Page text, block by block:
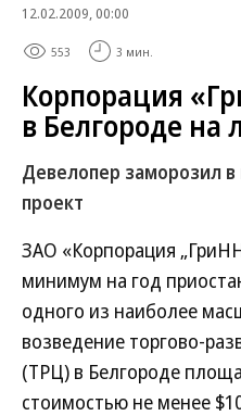
12.02.2009, 00:00
553 3 мин.
Корпорация
в Белгороде на
Девелопер заморозил
проект
ЗАО «Корпорация
минимум на год
одного из наиболее
возведение торгово-
(ТРЦ) в Белгороде
стоимостью не менее